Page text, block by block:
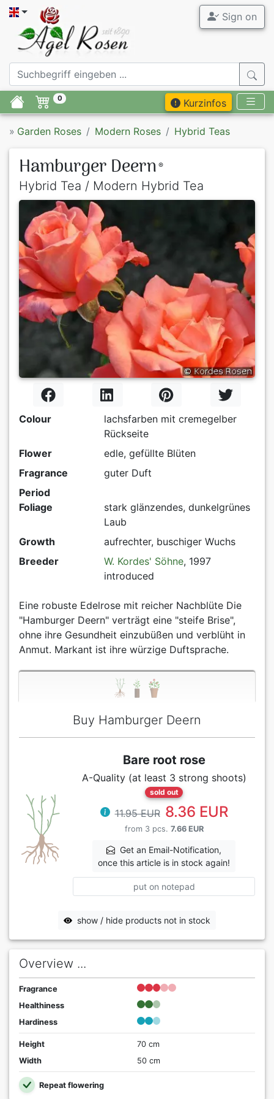
Sign on
0 Kurzinfos
» Garden Roses Modern Roses Hybrid Teas
Hamburger Deern ®
Hybrid Tea / Modern Hybrid Tea
Colour
lachsfarben mit cremegelber
Rückseite
Flower
edle, gefüllte Blüten
Fragrance
guter Duft
Period
Foliage
stark glänzendes, dunkelgrünes
Laub
Growth
aufrechter, buschiger Wuchs
Breeder
W. Kordes' Söhne, 1997
introduced
Eine robuste Edelrose mit reicher Nachblüte Die
"Hamburger Deern" verträgt eine "steife Brise",
ohne ihre Gesundheit einzubüßen und verblüht in
Anmut. Markant ist ihre würzige Duftsprache.
Buy Hamburger Deern
Bare root rose
A-Quality (at least 3 strong shoots)
sold out
11.95 EUR 8.36 EUR
from 3 pcs. 7.66 EUR
Get an Email-Notification,
once this article is in stock again!
put on notepad
show / hide products not in stock
Overview ...
Fragrance
Healthiness
Hardiness
Height
70 cm
Width
50 cm
Repeat flowering